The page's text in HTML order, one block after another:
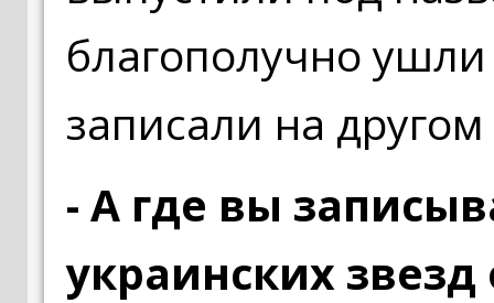
благополучно ушли
записали на
- А где вы
украинских